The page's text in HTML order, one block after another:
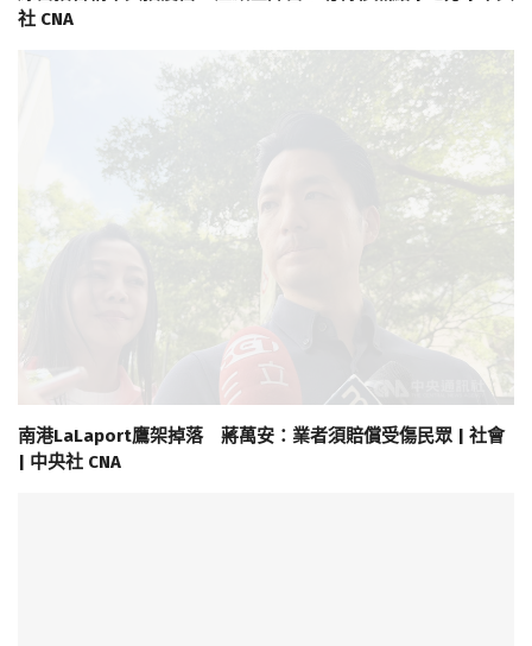
社 CNA
南港LaLaport鷹架掉落 蔣萬安：業者須賠償受傷民眾 | 社會
| 中央社 CNA